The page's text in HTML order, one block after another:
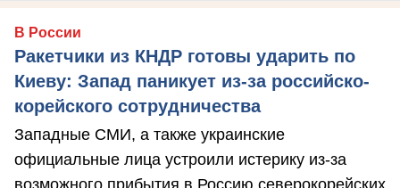
В России
Ракетчики из КНДР готовы ударить по
Киеву: Запад паникует из-за российско-
корейского сотрудничества
Западные СМИ, а также украинские
официальные лица устроили истерику из-за
возможного прибытия в Россию северокорейских